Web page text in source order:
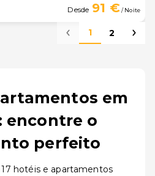
Desde 91 €/ Noite
1 2
em
encontre o
perfeito
hotéis e apartamentos